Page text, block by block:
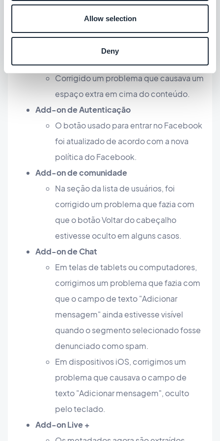
Allow selection
Deny
alinhamento vertical do botão de
comentários quando o PWA é instalado
na tela inicial em dispositivos iOS.
Seção Sobre
Corrigido um problema que causava um
espaço extra em cima do conteúdo.
Add-on de Autenticação
O botão usado para entrar no Facebook
foi atualizado de acordo com a nova
política do Facebook.
Add-on de comunidade
Na seção da lista de usuários, foi
corrigido um problema que fazia com
que o botão Voltar do cabeçalho
estivesse oculto em alguns casos.
Add-on de Chat
Em telas de tablets ou computadores,
corrigimos um problema que fazia com
que o campo de texto "Adicionar
mensagem" ainda estivesse visível
quando o segmento selecionado fosse
denunciado como spam.
Em dispositivos iOS, corrigimos um
problema que causava o campo de
texto "Adicionar mensagem", oculto
pelo teclado.
Add-on Live +